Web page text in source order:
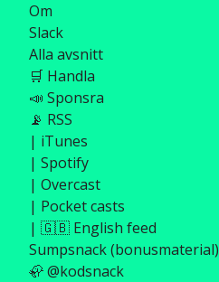
Om
Slack
Alla avsnitt
🛒 Handla
📣 Sponsra
📡 RSS
| iTunes
| Spotify
| Overcast
| Pocket casts
| 🇬🇧 English feed
Sumpsnack (bonusmaterial)
🦣 @kodsnack